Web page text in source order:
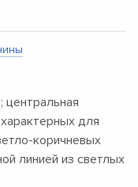
центральная
для
коричневых
линией из светлых